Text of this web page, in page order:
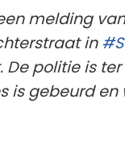
melding
in
politie is
is gebeurd